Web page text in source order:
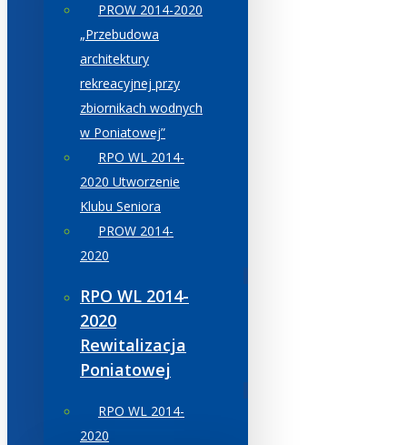
PROW 2014-2020
„Przebudowa
architektury
rekreacyjnej przy
zbiornikach wodnych
w Poniatowej”
RPO WL 2014-
2020 Utworzenie
Klubu Seniora
PROW 2014-
2020
RPO WL 2014-
2020
Rewitalizacja
Poniatowej
RPO WL 2014-
2020